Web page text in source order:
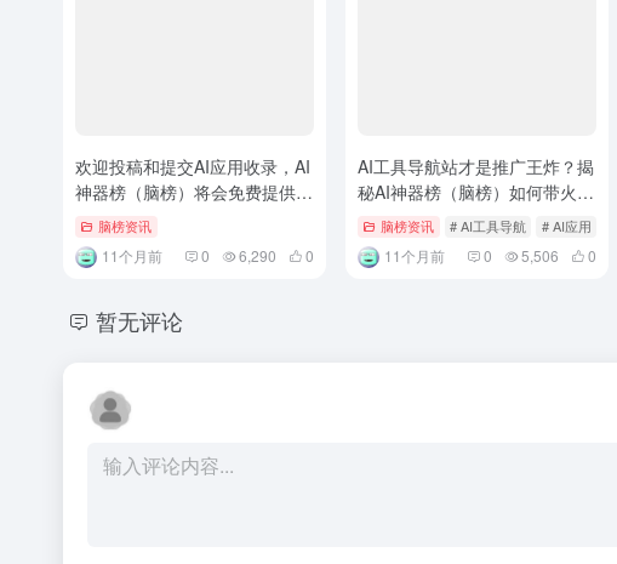
欢迎投稿和提交AI应用收录，AI
神器榜（脑榜）将会免费提供推
广曝光！
脑榜资讯
11个月前 0 6,290 0
AI工具导航站才是推广王炸？揭
秘AI神器榜（脑榜）如何带火
1000+AI产品
脑榜资讯 # AI工具导航 # AI应用
11个月前 0 5,506 0
暂无评论